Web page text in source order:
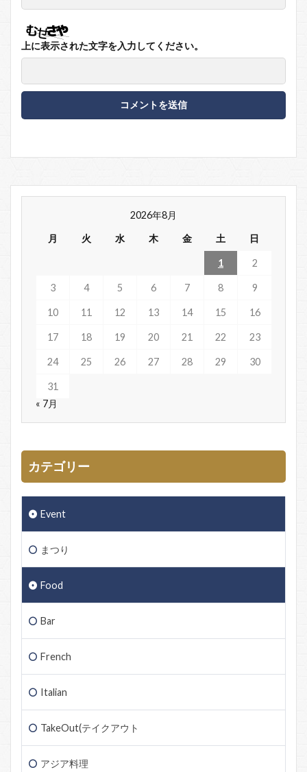
上に表示された文字を入力してください。
2026年8月
月
火 水 木 金 土 日
1 2
3 4 5 6 7 8 9
10 11 12 13 14 15 16
17 18 19 20 21 22 23
24 25 26 27 28 29 30
31
« 7月
カテゴリー
Event
まつり
Food
Bar
French
Italian
TakeOut(テイクアウト
アジア料理